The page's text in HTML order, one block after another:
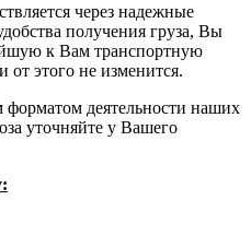
через надежные
получения груза, Вы
к Вам транспортную
этого не изменится.
форматом деятельности наших
уточняйте у Вашего